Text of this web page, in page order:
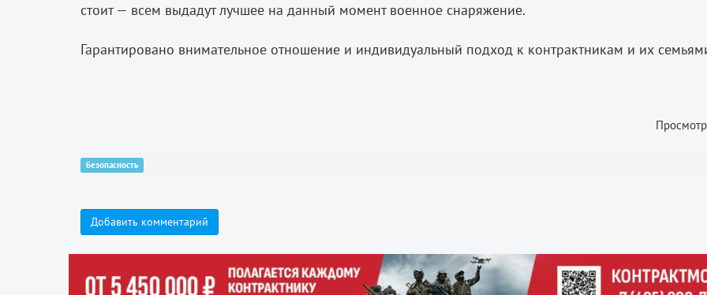
стоит — всем выдадут лучшее на данный момент военное снаряжение.
Гарантировано внимательное отношение и индивидуальный подход к контрактникам и их
безопасность
Добавить комментарий